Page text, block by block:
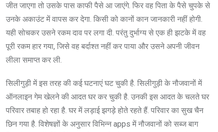
जीत जाएगा तो उसके पास काफी पैसे आ जाएंगे. फिर वह पिता के पैसे चुपके से
उनके अकाउंट में वापस कर देगा. किसी को कानों कान जानकारी नहीं होगी.
यही सोचकर उसने रकम दाव पर लगा दी. परंतु दुर्भाग्य से एक ही झटके में वह
पूरी रकम हार गया, जिसे वह बर्दाश्त नहीं कर पाया और उसने अपनी जीवन
लीला समाप्त कर ली.
सिलीगुड़ी में इस तरह की कई घटनाएं घट चुकी है. सिलीगुड़ी के नौजवानों में
ऑनलाइन गेम खेलने की आदत घर कर चुकी है. उनकी इस आदत के चलते घर
परिवार तबाह हो रहा है. घर में लड़ाई झगड़े होते रहते हैं. परिवार का सुख चैन
छिन गया है. विशेषज्ञों के अनुसार विभिन्न apps में नौजवानों को सब्ज बाग